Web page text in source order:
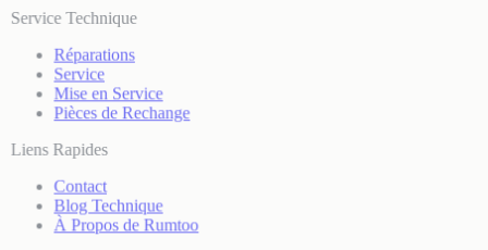
Service Technique
Réparations
Service
Mise en Service
Pièces de Rechange
Liens Rapides
Contact
Blog Technique
À Propos de Rumtoo